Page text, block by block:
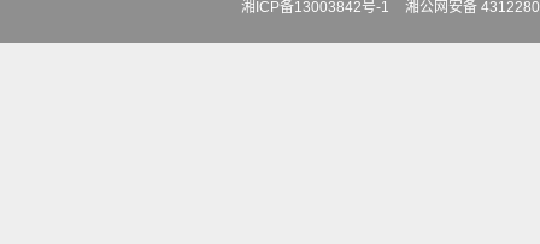
湘ICP备13003842号-1
湘公网安备